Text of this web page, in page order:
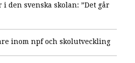
den svenska skolan: ”Det går
inom npf och skolutveckling